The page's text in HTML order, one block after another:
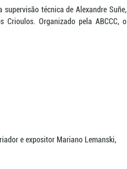
técnica de Alexandre Suñe,
Crioulos. Organizado pela ABCCC, o
e expositor Mariano Lemanski,